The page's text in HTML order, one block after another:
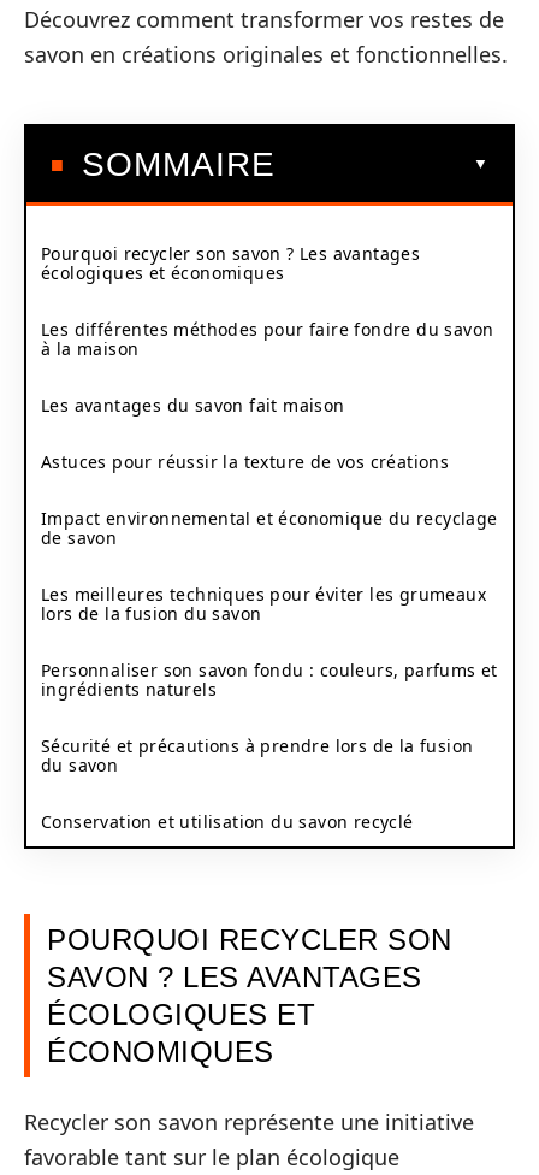
Découvrez comment transformer vos restes de
savon en créations originales et fonctionnelles.
SOMMAIRE
Pourquoi recycler son savon ? Les avantages
écologiques et économiques
Les différentes méthodes pour faire fondre du savon
à la maison
Les avantages du savon fait maison
Astuces pour réussir la texture de vos créations
Impact environnemental et économique du recyclage
de savon
Les meilleures techniques pour éviter les grumeaux
lors de la fusion du savon
Personnaliser son savon fondu : couleurs, parfums et
ingrédients naturels
Sécurité et précautions à prendre lors de la fusion
du savon
Conservation et utilisation du savon recyclé
POURQUOI RECYCLER SON
SAVON ? LES AVANTAGES
ÉCOLOGIQUES ET
ÉCONOMIQUES
Recycler son savon représente une initiative
favorable tant sur le plan écologique